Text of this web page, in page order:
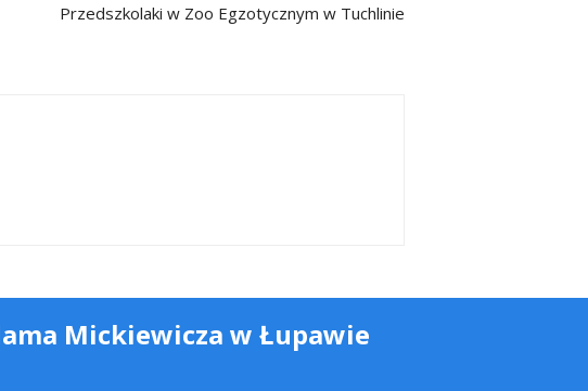
Przedszkolaki w Zoo Egzotycznym w Tuchlinie
Mickiewicza w Łupawie